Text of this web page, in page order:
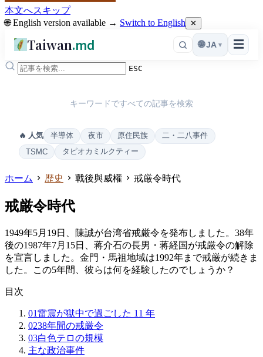
本文へスキップ
🌐 English version available → Switch to English ✕
Taiwan.md ☰
🌐 JA ▾
ESC
キーワードですべての記事を検索
🔥 人気 半導体 夜市 原住民族
二・二八事件
TSMC
タピオカミルクティー
ホーム 歴史 戰後與威權 戒厳令時代
戒厳令時代
1949年5月19日、陳誠が台湾省戒厳令を発布しました。38年
後の1987年7月15日、蒋介石の長男・蒋経国が戒厳令の解除
を宣言しました。金門・馬祖地域は1992年まで戒厳が続きま
した。この5年間、彼らは何を経験したのでしょうか？
目次
01雷震が獄中で過ごした 11 年
0238年間の戒厳令
03白色テロの規模
主な政治事件